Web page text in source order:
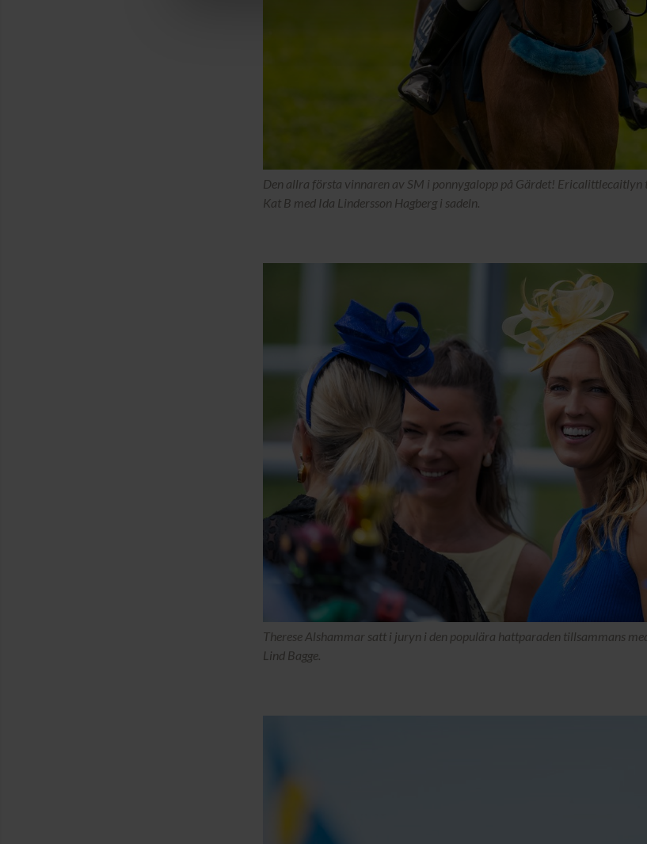
Den allra första vinnaren av SM i ponnygalopp på Gärdet! Ericalittlecaitlyn
Kat B med Ida Lindersson Hagberg i sadeln.
Therese Alshammar satt i juryn i den populära hattparaden tillsammans
Lind Bagge.